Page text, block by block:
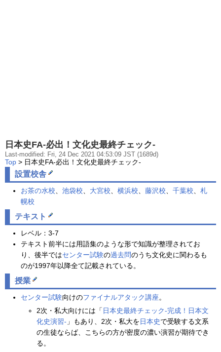
日本史FA-必出！文化史最終チェック-
Last-modified: Fri, 24 Dec 2021 04:53:09 JST (1689d)
Top > 日本史FA-必出！文化史最終チェック-
設置校舎
お茶の水校 池袋校 大宮校 横浜校 藤沢校 千葉校
札
幌校
テキスト
レベル：3-7
テキスト前半には用語集のような形で知識が整理されてお
り、後半ではセンター試験の過去問のうち文化史に関わるも
のが1997年以降全て記載されている。
授業
センター試験向けのファイナルアタック講座。
2次・私大向けには「 日本史最終チェック-完成！日本文
化史演習- 」もあり、2次・私大を日本史で受験する文系
の生徒ならば、こちらの方が密度の濃い演習が期待でき
る。